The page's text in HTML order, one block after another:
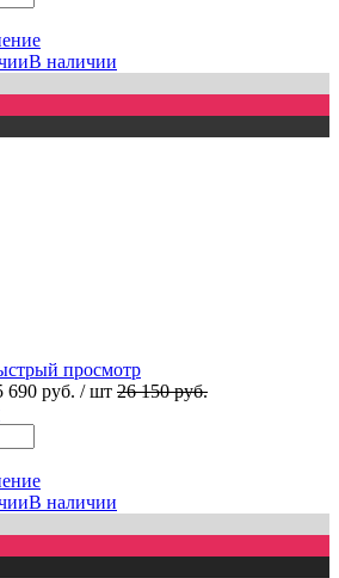
В наличии
просмотр
690 руб. / шт 26 150 руб.
В наличии